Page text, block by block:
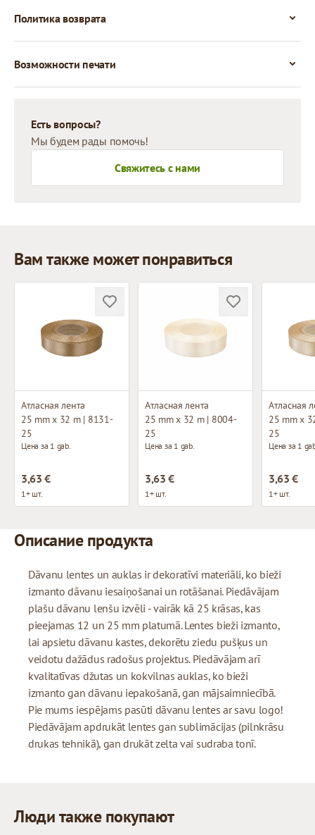
Политика возврата
Возможности печати
Есть вопросы?
Мы будем рады помочь!
Свяжитесь с нами
Вам также может понравиться
Атласная лента
25 mm x 32 m | 8131-
25
Цена за 1 gab.
3,63 €
1+ шт.
Атласная лента
25 mm x 32 m | 8004-
25
Цена за 1 gab.
3,63 €
1+ шт.
Атласная
25 mm x
25
Цена за 1
3,63 €
1+ шт.
Описание продукта
Dāvanu lentes un auklas ir dekoratīvi materiāli, ko bieži
izmanto dāvanu iesaiņošanai un rotāšanai. Piedāvājam
plašu dāvanu lenšu izvēli - vairāk kā 25 krāsas, kas
pieejamas 12 un 25 mm platumā. Lentes bieži izmanto,
lai apsietu dāvanu kastes, dekorētu ziedu pušķus un
veidotu dažādus radošus projektus. Piedāvājam arī
kvalitatīvas džutas un kokvilnas auklas, ko bieži
izmanto gan dāvanu iepakošanā, gan mājsaimniecībā.
Pie mums iespējams pasūti dāvanu lentes ar savu logo!
Piedāvājam apdrukāt lentes gan sublimācijas (pilnkrāsu
drukas tehnikā), gan drukāt zelta vai sudraba tonī.
Люди также покупают